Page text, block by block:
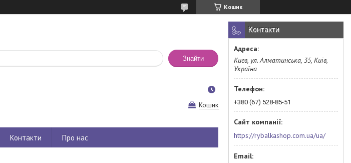
Кошик
Знайти
Кошик
Контакти Про нас
Контакти
Киев, ул. Алматинська, 35, Київ,
Україна
+380 (67) 528-85-51
https://rybalkashop.com.ua/ua/